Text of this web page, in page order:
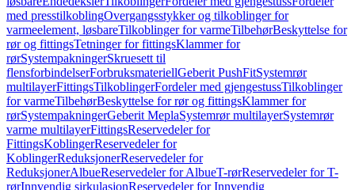
med presstilkoblingOvergangsstykker og tilkoblinger for
varmeelement, løsbareTilkoblinger for varmeTilbehørBeskyttelse for
rør og fittingsTetninger for fittingsKlammer for
rørSystempakningerSkruesett til
flensforbindelserForbruksmateriellGeberit PushFitSystemrør
multilayerFittingsTilkoblingerFordeler med gjengestussTilkoblinger
for varmeTilbehørBeskyttelse for rør og fittingsKlammer for
rørSystempakningerGeberit MeplaSystemrør multilayerSystemrør
varme multilayerFittingsReservedeler for
FittingsKoblingerReservedeler for
KoblingerReduksjonerReservedeler for
ReduksjonerAlbueReservedeler for AlbueT-rørReservedeler for T-
rørInnvendig sirkulasjonReservedeler for Innvendig